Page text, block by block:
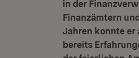
in der
Finanzämtern
Jahren konnte er
bereits